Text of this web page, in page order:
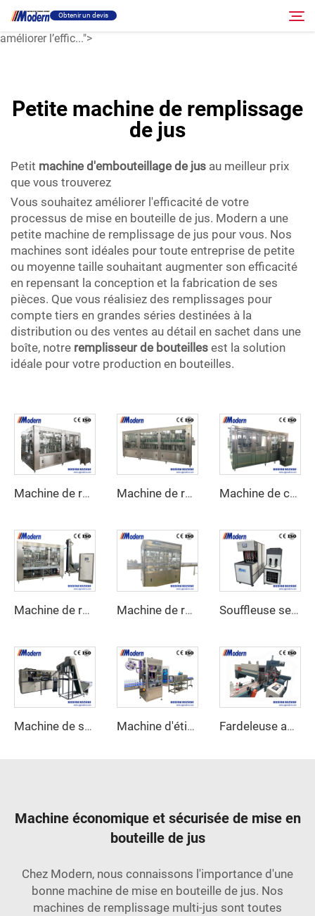
machine de remplissage de jus
au meilleur prix que vous rencontrerez.Souhaitez-vous
améliorer l’effic...">
Obtenir un devis
Remplissage et emballage
À propos
Vidéo
Contact
Site RU
Petite machine de remplissage
de jus
Petit machine d'embouteillage de jus au meilleur prix
que vous trouverez
Vous souhaitez améliorer l'efficacité de votre
processus de mise en bouteille de jus. Modern a une
petite machine de remplissage de jus pour vous. Nos
machines sont idéales pour toute entreprise de petite
ou moyenne taille souhaitant augmenter son efficacité
en repensant la conception et la fabrication de ses
pièces. Que vous réalisiez des remplissages pour
compte tiers en grandes séries destinées à la
distribution ou des ventes au détail en sachet dans une
boîte, notre remplisseur de bouteilles est la solution
idéale pour votre production en bouteilles.
Machine de remplissage de boissons gazeuses pour bouteilles en PET Machine de remplissage de boissons gazeuses pour bouteilles en verre Machine de conditionnement de bière
Machine de remplissage d'eau en petite bouteille Machine de remplissage d'huile alimentaire linéaire Souffleuse semi-automatique de bouteilles PET
Machine de soufflage de bouteilles en PET automatique Machine d'étiquetage automatique à manches rétrécissantes Fardeleuse automatique sous film rétractable
Machine économique et sécurisée de mise en
bouteille de jus
Chez Modern, nous connaissons l'importance d'une
bonne machine de mise en bouteille de jus. Nos
machines de remplissage multi-jus sont toutes